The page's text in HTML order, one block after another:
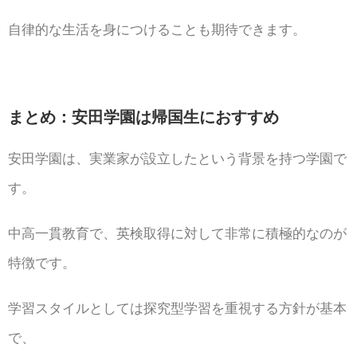
自律的な生活を身につけることも期待できます。
まとめ：安田学園は帰国生におすすめ
安田学園は、実業家が設立したという背景を持つ学園で
す。
中高一貫教育で、英検取得に対して非常に積極的なのが
特徴です。
学習スタイルとしては探究型学習を重視する方針が基本
で、